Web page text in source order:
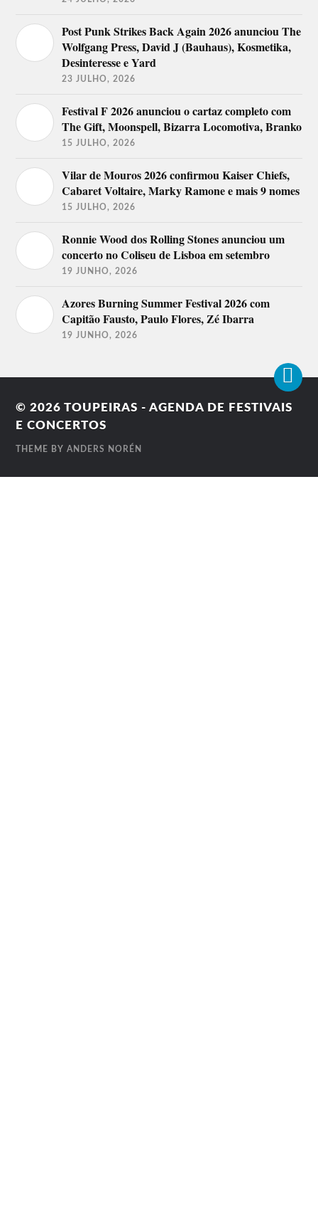
Post Punk Strikes Back Again 2026 anunciou The
Wolfgang Press, David J (Bauhaus), Kosmetika,
Desinteresse e Yard
23 JULHO, 2026
Festival F 2026 anunciou o cartaz completo com
The Gift, Moonspell, Bizarra Locomotiva, Branko
15 JULHO, 2026
Vilar de Mouros 2026 confirmou Kaiser Chiefs,
Cabaret Voltaire, Marky Ramone e mais 9 nomes
15 JULHO, 2026
Ronnie Wood dos Rolling Stones anunciou um
concerto no Coliseu de Lisboa em setembro
19 JUNHO, 2026
Azores Burning Summer Festival 2026 com
Capitão Fausto, Paulo Flores, Zé Ibarra
19 JUNHO, 2026
© 2026TOUPEIRAS - AGENDA DE FESTIVAIS
E CONCERTOS
THEME BYANDERS NORÉN